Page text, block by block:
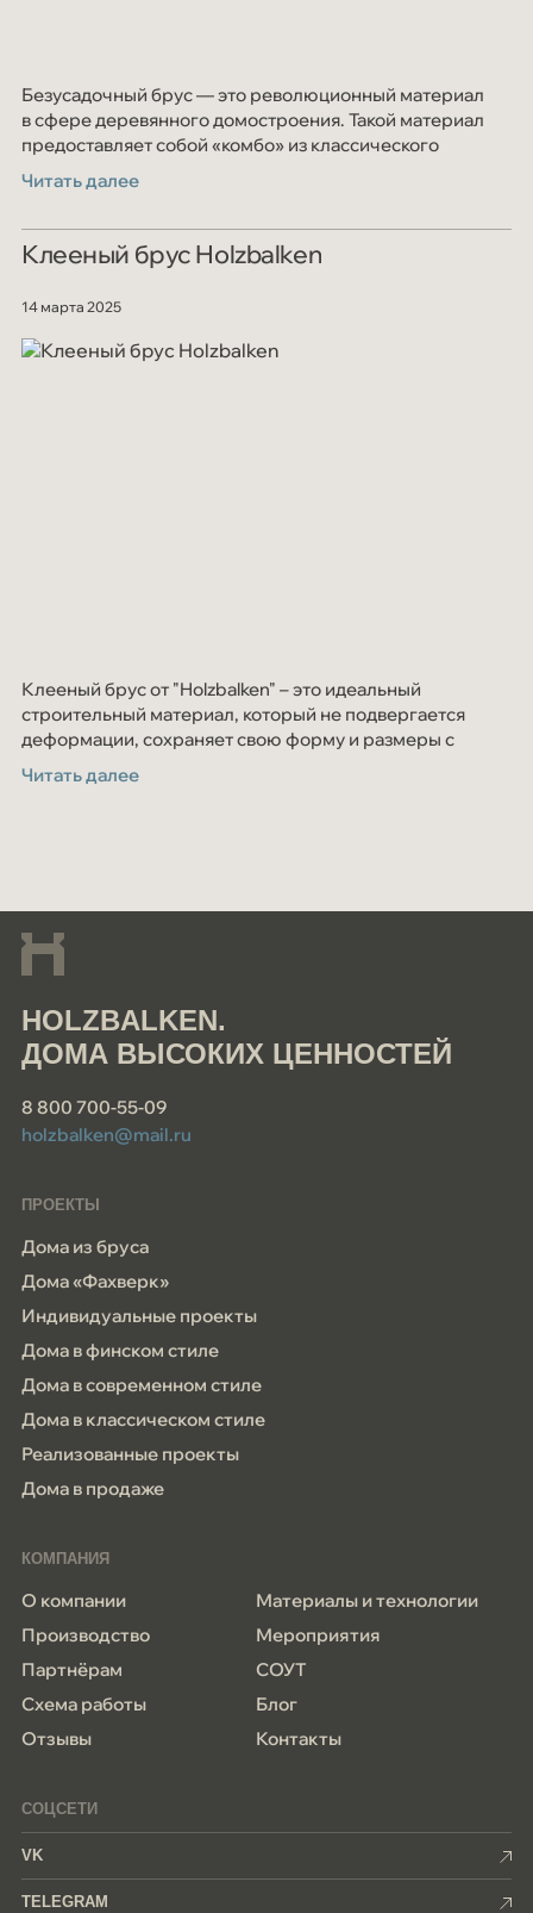
Безусадочный брус — это революционный материал
в сфере деревянного домостроения. Такой материал
предоставляет собой «комбо» из классического
клеёного бруса и дополнительных ламелей
Читать далее
Клееный брус Holzbalken
14 марта 2025
Клееный брус от "Holzbalken" – это идеальный
строительный материал, который не подвергается
деформации, сохраняет свою форму и размеры с
течением времени. В качестве сырья используется
только высококачественная сосна и ель c севера
Читать далее
HOLZBALKEN.
ДОМА ВЫСОКИХ ЦЕННОСТЕЙ
8 800 700-55-09
holzbalken@mail.ru
ПРОЕКТЫ
Дома из бруса
Дома «Фахверк»
Индивидуальные проекты
Дома в финском стиле
Дома в современном стиле
Дома в классическом стиле
Реализованные проекты
Дома в продаже
КОМПАНИЯ
О компании
Производство
Партнёрам
Схема работы
Отзывы
Материалы и технологии
Мероприятия
СОУТ
Блог
Контакты
СОЦСЕТИ
VK
TELEGRAM